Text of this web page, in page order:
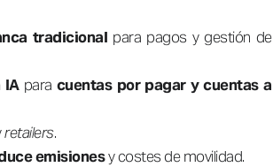
tradicional para pagos y gestión de
IApara cuentas por pagar y cuentas a
retailers.
emisionesy costes de movilidad.